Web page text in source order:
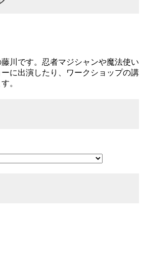
川です。忍者マジシャンや魔法使い
に出演したり、ワークショップの講
。